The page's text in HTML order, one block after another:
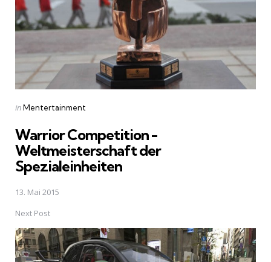
Posted
inMentertainment
Warrior Competition -
Weltmeisterschaft der
Spezialeinheiten
13. Mai 2015
Next Post